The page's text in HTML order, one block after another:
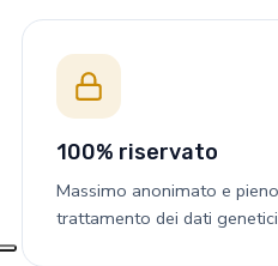
100% riservato
Massimo anonimato e
trattamento dei dati